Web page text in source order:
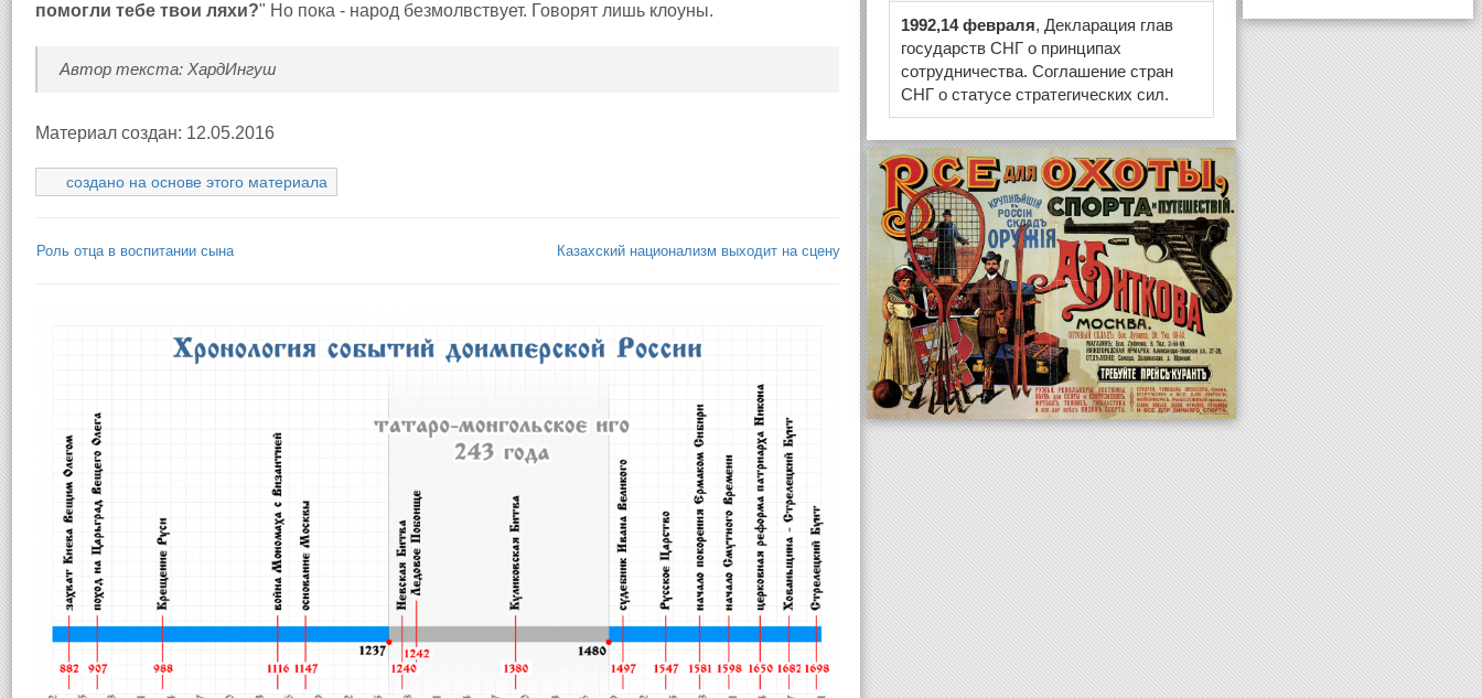
помогли тебе твои ляхи?" Но пока - народ безмолвствует. Говорят лишь клоуны.
Автор текста: ХардИнгуш
Материал создан: 12.05.2016
создано на основе этого материала
Роль отца в воспитании сына Казахский национализм выходит на сцену
1992,14 февраля, Декларация глав
государств СНГ о принципах
сотрудничества. Соглашение стран
СНГ о статусе стратегических сил.